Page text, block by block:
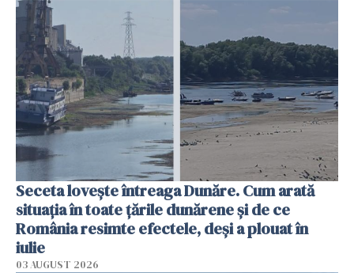
Seceta lovește întreaga Dunăre. Cum arată
situația în toate țările dunărene și de ce
România resimte efectele, deși a plouat în
iulie
03 AUGUST 2026